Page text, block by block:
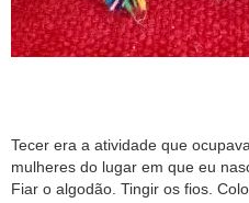
Tecer era a atividade que
mulheres do lugar em que eu
Fiar o algodão. Tingir os fios.